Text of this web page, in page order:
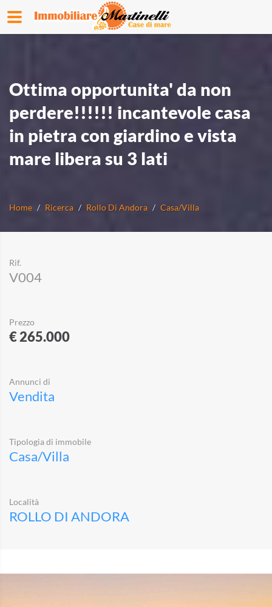
Ottima opportunita' da non
perdere!!!!!! incantevole casa
in pietra con giardino e vista
mare libera su 3 lati
Home Ricerca Rollo Di Andora Casa/Villa
Rif.
V004
Prezzo
€ 265.000
Annunci di
Vendita
Tipologia di immobile
Casa/Villa
Località
ROLLO DI ANDORA